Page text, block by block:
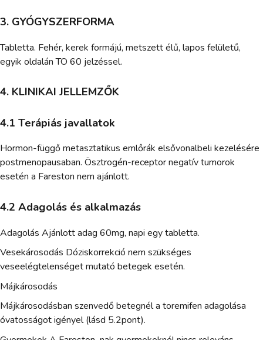
3. GYÓGYSZERFORMA
Tabletta. Fehér, kerek formájú, metszett élű, lapos felületű,
egyik oldalán TO 60 jelzéssel.
4. KLINIKAI JELLEMZŐK
4.1 Terápiás javallatok
Hormon-függő metasztatikus emlőrák elsővonalbeli kezelésére
postmenopausaban. Ösztrogén-receptor negatív tumorok
esetén a Fareston nem ajánlott.
4.2 Adagolás és alkalmazás
Adagolás Ajánlott adag 60mg, napi egy tabletta.
Vesekárosodás Dóziskorrekció nem szükséges
veseelégtelenséget mutató betegek esetén.
Májkárosodás
Májkárosodásban szenvedő betegnél a toremifen adagolása
óvatosságot igényel (lásd 5.2pont).